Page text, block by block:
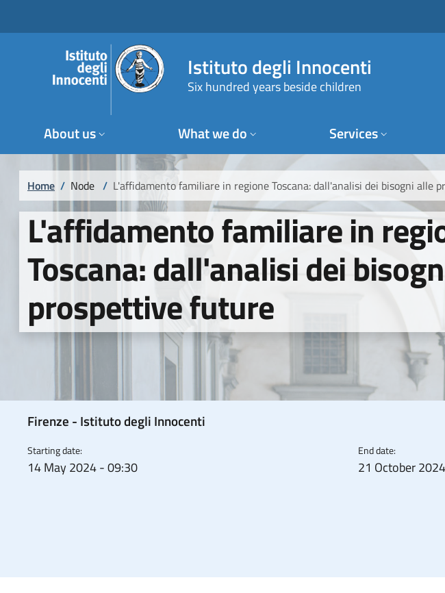
Istituto degli Innocenti
Six hundred years beside children
About us What we do Services
Breadcrumb
Home / Node / L'affidamento familiare in regione Toscana: dall'analisi dei bisogni alle
L'affidamento familiare in
Toscana: dall'analisi dei
prospettive future
Firenze - Istituto degli Innocenti
Starting date:
14 May 2024 - 09:30
End date:
21 October